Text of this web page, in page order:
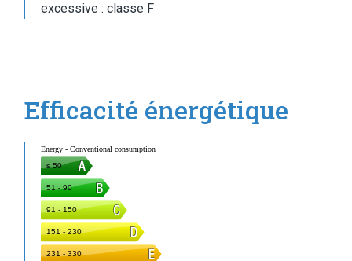
excessive : classe F
Efficacité énergétique